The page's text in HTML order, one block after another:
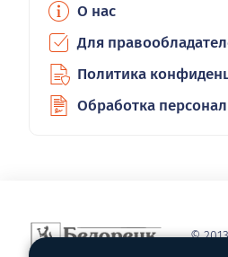
О нас
Для
Политика
Обработка
©